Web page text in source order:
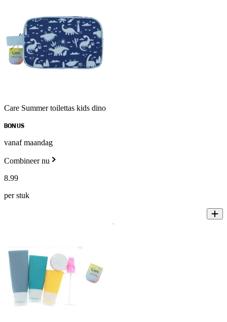
Care Summer toilettas kids dino
BONUS
vanaf maandag
Combineer nu
8.99
per stuk